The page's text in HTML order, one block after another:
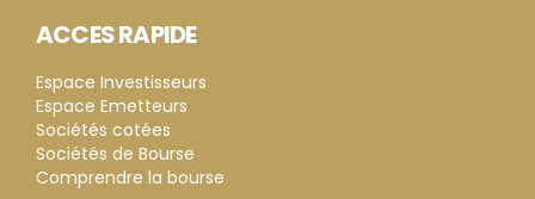
ACCES RAPIDE
Espace Investisseurs
Espace Emetteurs
Sociétés cotées
Sociétés de Bourse
Comprendre la bourse